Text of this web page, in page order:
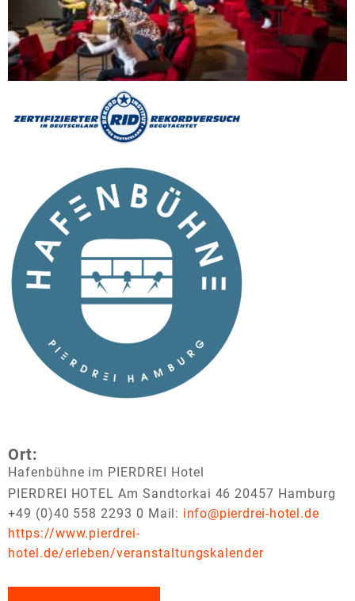
Ort:
Hafenbühne im PIERDREI Hotel
PIERDREI HOTEL Am Sandtorkai 46 20457 Hamburg
+49 (0)40 558 2293 0 Mail: info@pierdrei-hotel.de
https://www.pierdrei-
hotel.de/erleben/veranstaltungskalender